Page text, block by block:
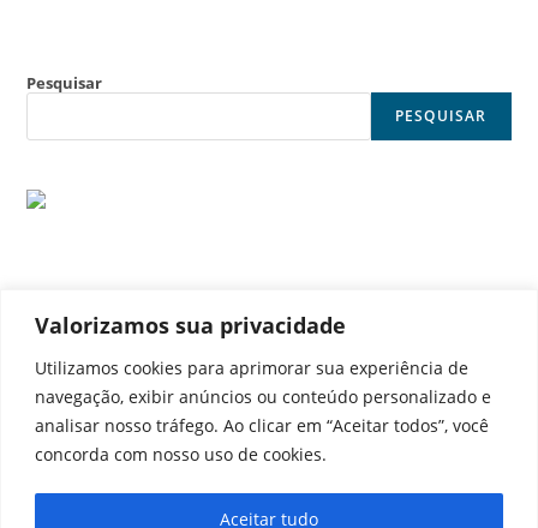
Valorizamos sua privacidade
Utilizamos cookies para aprimorar sua experiência de
navegação, exibir anúncios ou conteúdo personalizado e
analisar nosso tráfego. Ao clicar em “Aceitar todos”, você
concorda com nosso uso de cookies.
Aceitar tudo
Pesquisar
PESQUISAR